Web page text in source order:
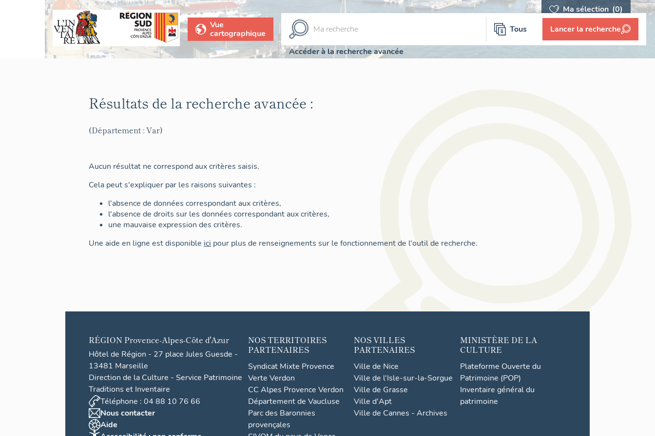
Ma sélection (0)
Vue
cartographique
Tous Lancer la recherche
Accéder à la recherche avancée
Résultats de la recherche avancée :
(Département : Var)
Aucun résultat ne correspond aux critères saisis.
Cela peut s'expliquer par les raisons suivantes :
l'absence de données correspondant aux critères,
l'absence de droits sur les données correspondant aux critères,
une mauvaise expression des critères.
Une aide en ligne est disponible ici pour plus de renseignements sur le fonctionnement de l'outil de recherche.
RÉGION Provence-Alpes-Côte d'Azur
Hôtel de Région - 27 place Jules Guesde -
13481 Marseille
Direction de la Culture - Service Patrimoine
Traditions et Inventaire
Téléphone : 04 88 10 76 66
Nous contacter
Aide
NOS TERRITOIRES
PARTENAIRES
Syndicat Mixte Provence
Verte Verdon
CC Alpes Provence Verdon
Département de Vaucluse
Parc des Baronnies
provençales
NOS VILLES
PARTENAIRES
Ville de Nice
Ville de l'Isle-sur-la-Sorgue
Ville de Grasse
Ville d'Apt
Ville de Cannes - Archives
MINISTÈRE DE LA
CULTURE
Plateforme Ouverte du
Patrimoine (POP)
Inventaire général du
patrimoine